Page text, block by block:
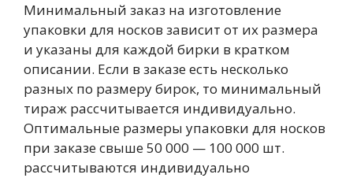
Минимальный заказ на изготовление
упаковки для носков зависит от их размера
и указаны для каждой бирки в кратком
описании. Если в заказе есть несколько
разных по размеру бирок, то минимальный
тираж рассчитывается индивидуально.
Оптимальные размеры упаковки для носков
при заказе свыше 50 000 — 100 000 шт.
рассчитываются индивидуально